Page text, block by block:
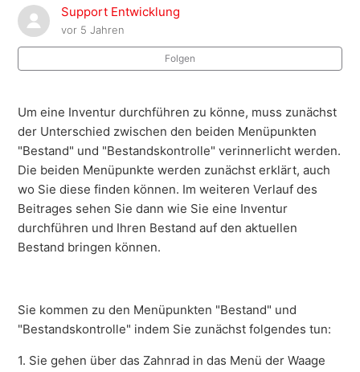
Bildschirmtastatur unter Ubuntu aktivieren
Kapazitive Touch kalibrieren 15" mithilfe Terminal
K-Scale & TouchScale: Mauszeiger mithilfe des Skripts
sichtbar machen
K-Scale & TouchScale: Mauszeiger in TeamViewer
sichtbar machen
Wie kann man die Schweizer Rundung an-/ abstellen?
Wie führe ich eine Inventur durch mit meiner
Retailwaage?
Support Entwicklung
vor 5 Jahren
Folgen
Um eine Inventur durchführen zu könne, muss zunächst
der Unterschied zwischen den beiden Menüpunkten
"Bestand" und "Bestandskontrolle" verinnerlicht werden.
Die beiden Menüpunkte werden zunächst erklärt, auch
wo Sie diese finden können. Im weiteren Verlauf des
Beitrages sehen Sie dann wie Sie eine Inventur
durchführen und Ihren Bestand auf den aktuellen
Bestand bringen können.
Sie kommen zu den Menüpunkten "Bestand" und
"Bestandskontrolle" indem Sie zunächst folgendes tun:
1. Sie gehen über das Zahnrad in das Menü der Waage